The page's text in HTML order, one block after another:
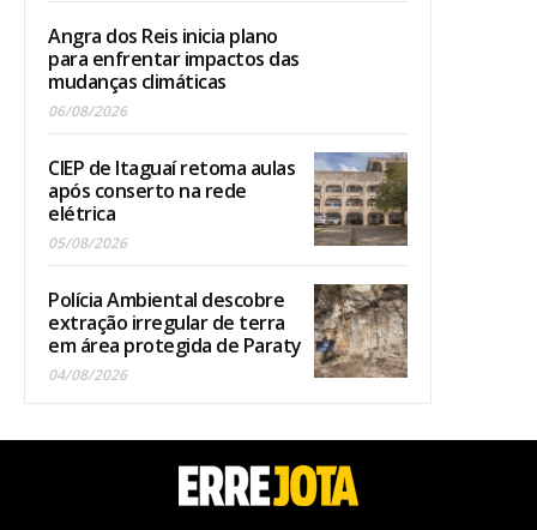
Angra dos Reis inicia plano
para enfrentar impactos das
mudanças climáticas
06/08/2026
CIEP de Itaguaí retoma aulas
após conserto na rede
elétrica
05/08/2026
Polícia Ambiental descobre
extração irregular de terra
em área protegida de Paraty
04/08/2026